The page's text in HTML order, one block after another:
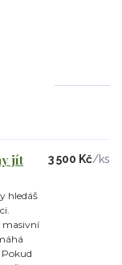
jít
hledáš
masivní
3 500 Kč/ks